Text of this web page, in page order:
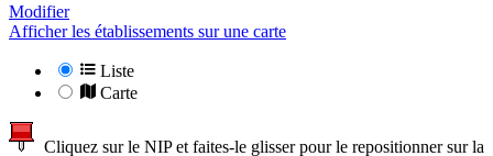
Modifier
Afficher les établissements sur une carte
Liste
Carte
Cliquez sur le NIP et faites-le glisser pour le repositionner sur la